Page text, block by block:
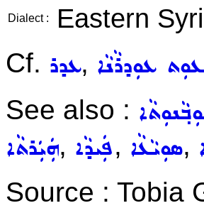
Dialect :
Eastern
Cf. ܥܕܪ, ܥܘܼܕܪܵܢܵܐ
See also :
ܗܲܝܲܪܬܵܐ, ܦܲܝܕܵܐ, ܣܘܼܝܵܥܵܐ,
Source : Tobia